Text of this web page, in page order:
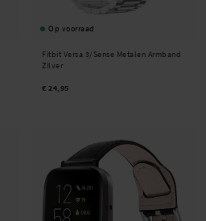
Op voorraad
Fitbit Versa 3/Sense Metalen Armband
Zilver
€ 24,95